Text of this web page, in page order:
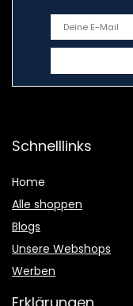
Schnelllinks
Home
Alle shoppen
Blogs
Unsere Webshops
Werben